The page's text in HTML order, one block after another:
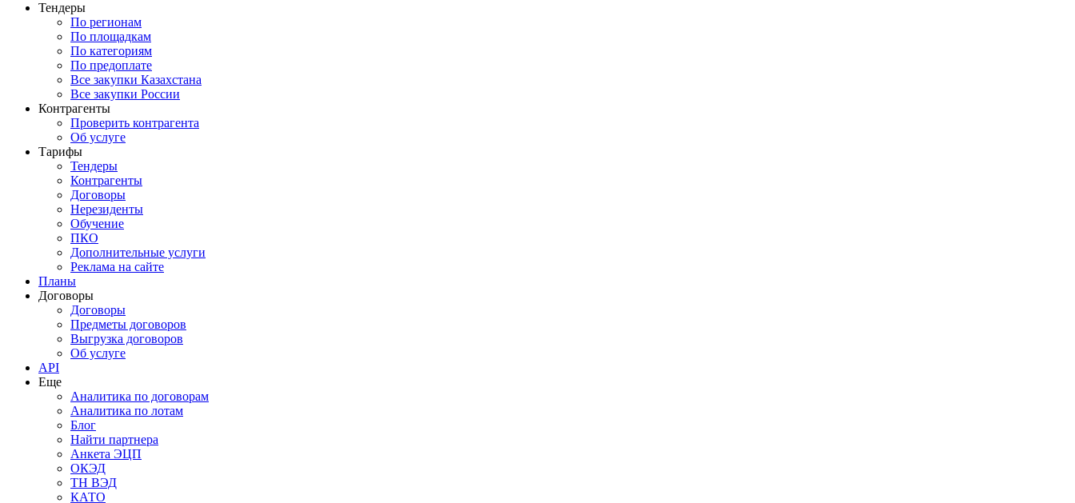
Тендеры
По регионам
По площадкам
По категориям
По предоплате
Все закупки Казахстана
Все закупки России
Контрагенты
Проверить контрагента
Об услуге
Тарифы
Тендеры
Контрагенты
Договоры
Нерезиденты
Обучение
ПКО
Дополнительные услуги
Реклама на сайте
Планы
Договоры
Договоры
Предметы договоров
Выгрузка договоров
Об услуге
API
Еще
Аналитика по договорам
Аналитика по лотам
Блог
Найти партнера
Анкета ЭЦП
ОКЭД
ТН ВЭД
КАТО